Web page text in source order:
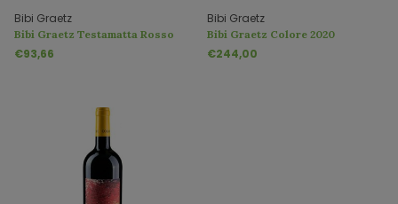
Bibi Graetz
Bibi Graetz Testamatta Rosso
Toscana 2018
€93,66
Bibi Graetz
Bibi Graetz Colore 2020
€244,00